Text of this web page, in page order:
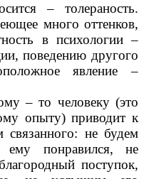
– толераность.
много оттенков,
в психологии –
поведению другого
явление –
– то человеку (это
опыту) приводит к
не будем
ему понравился, не
поступок,